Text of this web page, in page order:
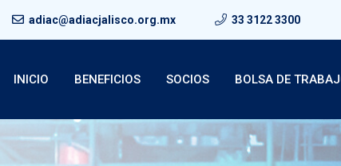
adiac@adiacjalisco.org.mx 33 3122 3300
INICIO BENEFICIOS SOCIOS BOLSA DE